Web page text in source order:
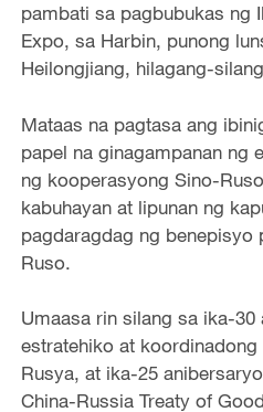
pambati sa pagbubukas ng
Expo, sa Harbin, punong
Heilongjiang, hilagang-
Mataas na pagtasa ang
papel na ginagampanan ng
ng kooperasyong Sino-
kabuhayan at lipunan ng
pagdaragdag ng benepisyo
Ruso.
Umaasa rin silang sa ika-30
estratehiko at
Rusya, at ika-25
China-Russia Treaty of